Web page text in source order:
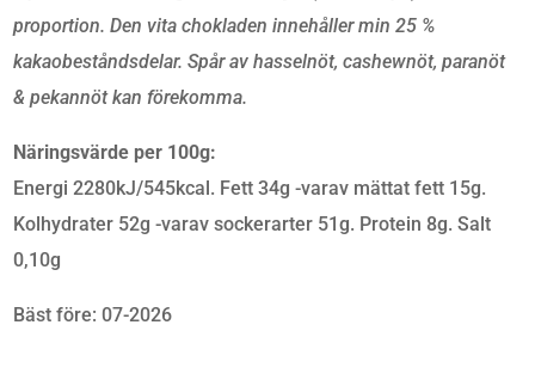
proportion. Den vita chokladen innehåller min 25 %
kakaobeståndsdelar. Spår av hasselnöt, cashewnöt, paranöt
& pekannöt kan förekomma.
Näringsvärde per 100g:
Energi 2280kJ/545kcal. Fett 34g -varav mättat fett 15g.
Kolhydrater 52g -varav sockerarter 51g. Protein 8g. Salt
0,10g
Bäst före: 07-2026